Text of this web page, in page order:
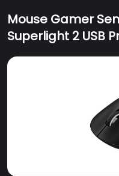
Mouse Gamer
Superlight 2 USB